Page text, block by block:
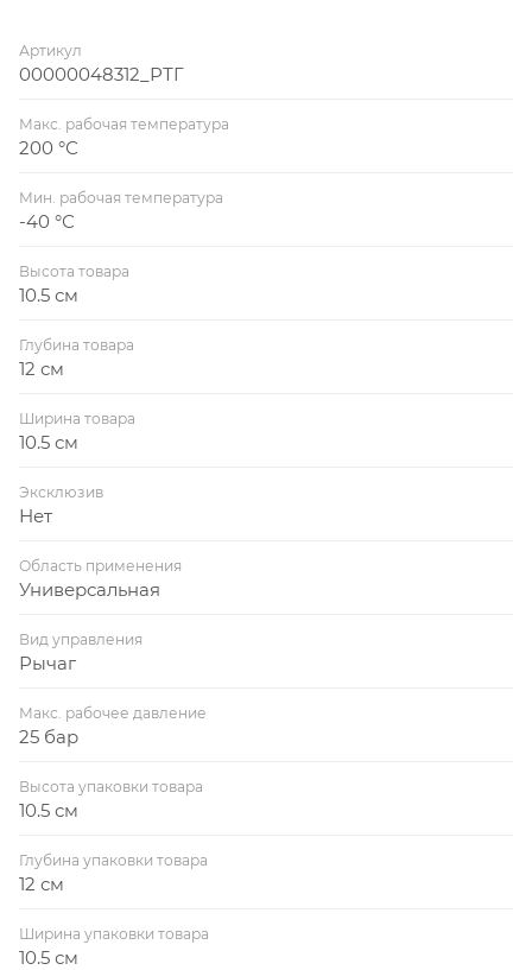
Артикул
00000048312_РТГ
Макс. рабочая температура
200 °С
Мин. рабочая температура
-40 °С
Высота товара
10.5 см
Глубина товара
12 см
Ширина товара
10.5 см
Эксклюзив
Нет
Область применения
Универсальная
Вид управления
Рычаг
Макс. рабочее давление
25 бар
Высота упаковки товара
10.5 см
Глубина упаковки товара
12 см
Ширина упаковки товара
10.5 см